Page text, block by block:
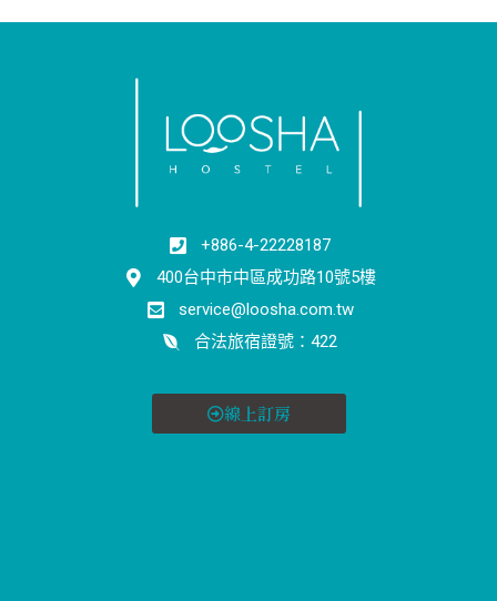
+886-4-22228187
400台中市中區成功路10號5樓
service@loosha.com.tw
合法旅宿證號：422
線上訂房